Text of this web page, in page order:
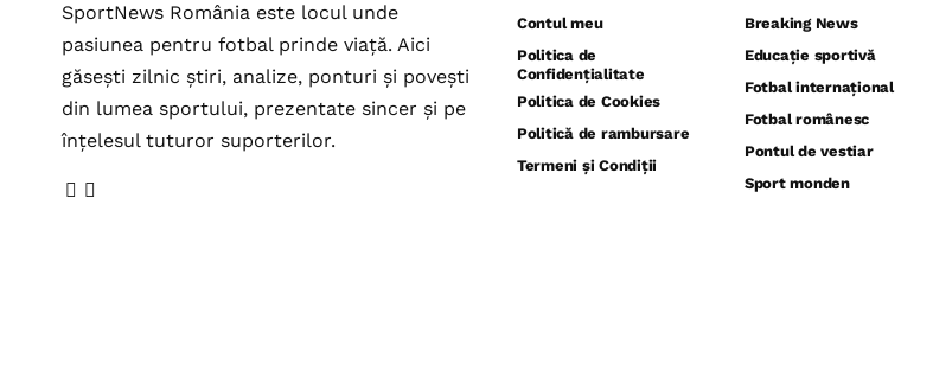
SportNews România este locul unde
pasiunea pentru fotbal prinde viață. Aici
găsești zilnic știri, analize, ponturi și povești
din lumea sportului, prezentate sincer și pe
înțelesul tuturor suporterilor.
Contul meu
Politica de
Confidențialitate
Politica de Cookies
Politică de rambursare
Termeni și Condiții
Breaking News
Educație sportivă
Fotbal internațional
Fotbal românesc
Pontul de vestiar
Sport monden